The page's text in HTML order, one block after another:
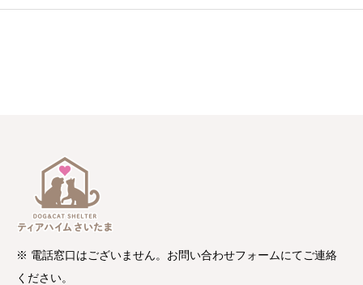
※ 電話窓口はございません。お問い合わせフォームにてご連絡
ください。